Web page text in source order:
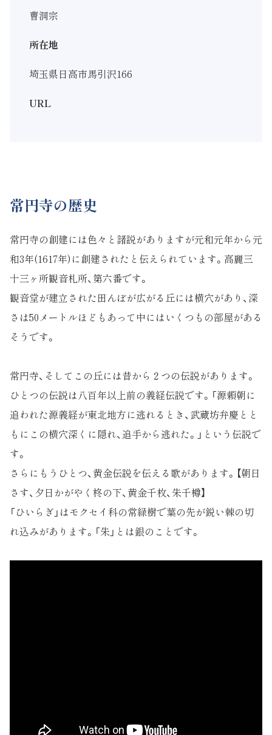
曹洞宗
所在地
埼玉県日高市馬引沢166
URL
常円寺の歴史
常円寺の創建には色々と諸説がありますが元和元年から元
和3年(1617年)に創建されたと伝えられています。高麗三
十三ヶ所観音札所、第六番です。
観音堂が建立された田んぼが広がる丘には横穴があり、深
さは50メートルほどもあって中にはいくつもの部屋がある
そうです。
常円寺、そしてこの丘には昔から２つの伝説があります。
ひとつの伝説は八百年以上前の義経伝説です。「源頼朝に
追われた源義経が東北地方に逃れるとき、武蔵坊弁慶とと
もにこの横穴深くに隠れ、追手から逃れた。」という伝説で
す。
さらにもうひとつ、黄金伝説を伝える歌があります。【朝日
さす、夕日かがやく柊の下、黄金千枚、朱千樽】
「ひいらぎ」はモクセイ科の常緑樹で葉の先が鋭い棘の切
れ込みがあります。「朱」とは銀のことです。